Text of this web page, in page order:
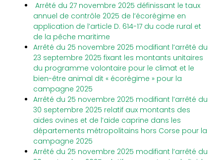
Arrêté du 27 novembre 2025 définissant le taux
annuel de contrôle 2025 de l’écorégime en
application de l’article D. 614-17 du code rural et
de la pêche maritime
Arrêté du 25 novembre 2025 modifiant l’arrêté du
23 septembre 2025 fixant les montants unitaires
du programme volontaire pour le climat et le
bien-être animal dit « écorégime » pour la
campagne 2025
Arrêté du 25 novembre 2025 modifiant l’arrêté du
30 septembre 2025 relatif aux montants des
aides ovines et de l’aide caprine dans les
départements métropolitains hors Corse pour la
campagne 2025
Arrêté du 25 novembre 2025 modifiant l’arrêté du